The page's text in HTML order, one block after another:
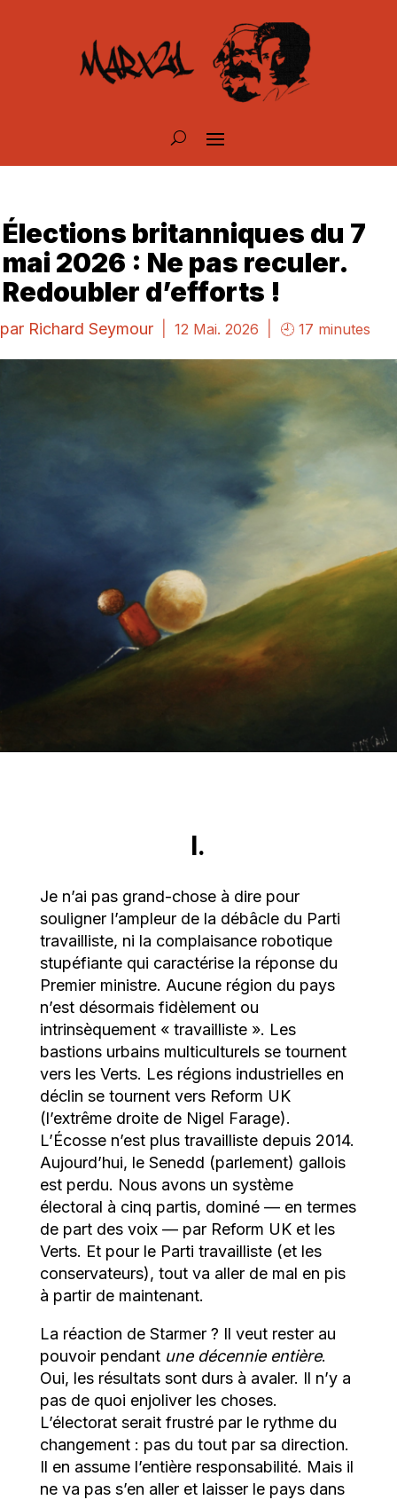
Élections britanniques du 7
mai 2026 : Ne pas reculer.
Redoubler d’efforts !
par Richard Seymour 12 Mai. 2026 🕘 17 minutes
I.
Je n’ai pas grand-chose à dire pour
souligner l’ampleur de la débâcle du Parti
travailliste, ni la complaisance robotique
stupéfiante qui caractérise la réponse du
Premier ministre. Aucune région du pays
n’est désormais fidèlement ou
intrinsèquement « travailliste ». Les
bastions urbains multiculturels se tournent
vers les Verts. Les régions industrielles en
déclin se tournent vers Reform UK
(l’extrême droite de Nigel Farage).
L’Écosse n’est plus travailliste depuis 2014.
Aujourd’hui, le Senedd (parlement) gallois
est perdu. Nous avons un système
électoral à cinq partis, dominé — en termes
de part des voix — par Reform UK et les
Verts. Et pour le Parti travailliste (et les
conservateurs), tout va aller de mal en pis
à partir de maintenant.
La réaction de Starmer ? Il veut rester au
pouvoir pendant une décennie entière.
Oui, les résultats sont durs à avaler. Il n’y a
pas de quoi enjoliver les choses.
L’électorat serait frustré par le rythme du
changement : pas du tout par sa direction.
Il en assume l’entière responsabilité. Mais il
ne va pas s’en aller et laisser le pays dans